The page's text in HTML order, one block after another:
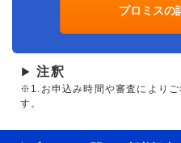
プロミスの
▶ 注釈
※1.お申込み時間や審査によりご
す。